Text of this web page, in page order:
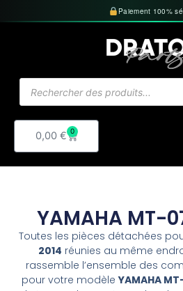
au
Paiement 100%
de
0,00 € 0
Panier
YAMAHA MT-
Toutes les pièces détachées
2014 réunies au même
rassemble l’ensemble des
pour votre modèleYAMAHA